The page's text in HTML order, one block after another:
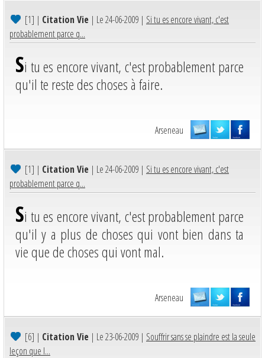
[1] | Citation Vie | Le 24-06-2009 | Si tu es encore vivant, c'est
probablement parce q...
Si tu es encore vivant, c'est probablement parce
qu'il te reste des choses à faire.
Arseneau
[1] | Citation Vie | Le 24-06-2009 | Si tu es encore vivant, c'est
probablement parce q...
Si tu es encore vivant, c'est probablement parce
qu'il y a plus de choses qui vont bien dans ta
vie que de choses qui vont mal.
Arseneau
[6] | Citation Vie | Le 23-06-2009 | Souffrir sans se plaindre est la seule
leçon que l...